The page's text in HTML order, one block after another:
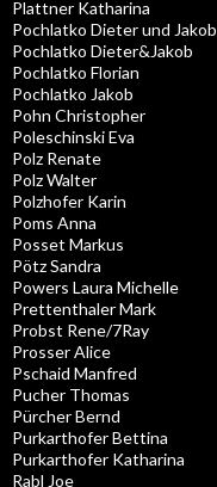
Plattner Katharina
Pochlatko Dieter und Jakob
Pochlatko Dieter&Jakob
Pochlatko Florian
Pochlatko Jakob
Pohn Christopher
Poleschinski Eva
Polz Renate
Polz Walter
Polzhofer Karin
Poms Anna
Posset Markus
Pötz Sandra
Powers Laura Michelle
Prettenthaler Mark
Probst Rene/7Ray
Prosser Alice
Pschaid Manfred
Pucher Thomas
Pürcher Bernd
Purkarthofer Bettina
Purkarthofer Katharina
Rabl Joe